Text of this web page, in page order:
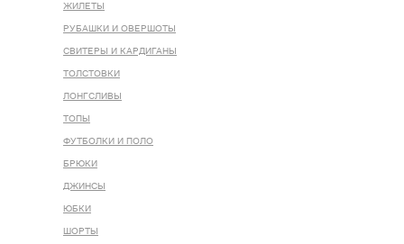
ЖИЛЕТЫ
РУБАШКИ И ОВЕРШОТЫ
СВИТЕРЫ И КАРДИГАНЫ
ТОЛСТОВКИ
ЛОНГСЛИВЫ
ТОПЫ
ФУТБОЛКИ И ПОЛО
БРЮКИ
ДЖИНСЫ
ЮБКИ
ШОРТЫ